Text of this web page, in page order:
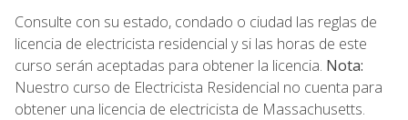
Consulte con su estado, condado o ciudad las reglas de
licencia de electricista residencial y si las horas de este
curso serán aceptadas para obtener la licencia. Nota:
Nuestro curso de Electricista Residencial no cuenta para
obtener una licencia de electricista de Massachusetts.